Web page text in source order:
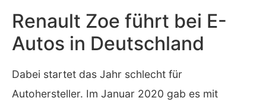
Renault Zoe führt bei E-
Autos in Deutschland
Dabei startet das Jahr schlecht für
Autohersteller. Im Januar 2020 gab es mit